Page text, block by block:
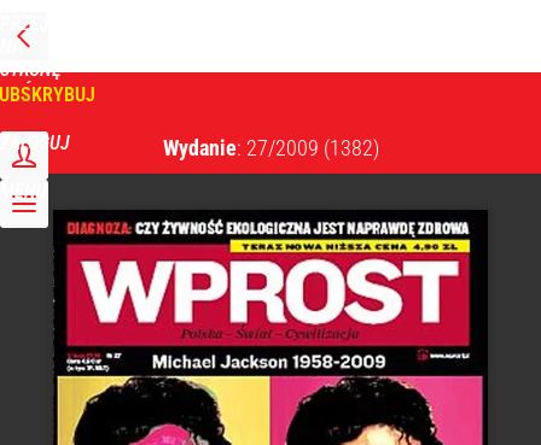
PRZEJDŹ
NA
STRONĘ
GŁÓWNĄ
ZALOGUJ
MENU
Wydanie: 27/2009 (1382)